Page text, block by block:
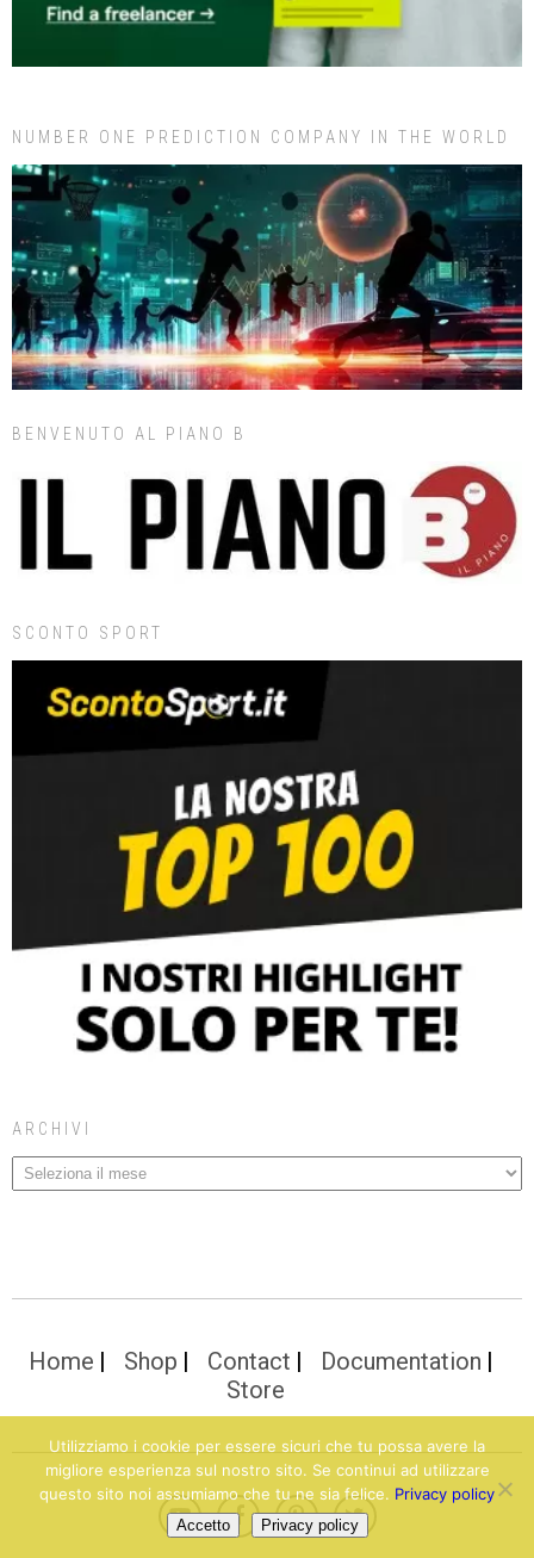
NUMBER ONE PREDICTION COMPANY IN THE WORLD
BENVENUTO AL PIANO B
SCONTO SPORT
ARCHIVI
Home Shop Contact
Documentation
Store
Utilizziamo i cookie per essere sicuri che tu possa avere la
migliore esperienza sul nostro sito. Se continui ad utilizzare
questo sito noi assumiamo che tu ne sia felice. Privacy policy
Accetto Privacy policy